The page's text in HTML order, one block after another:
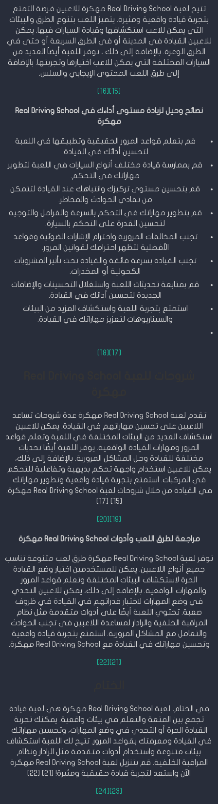
تتيح لعبة Real Driving School مهكرة للاعبين فرصة التمتع
بتجربة قيادة واقعية ومثيرة. يتميز اللعب بتنوع الطرق والبيئات
التي يمكن للاعب استكشافها وقيادة السيارات فيها. يمكن
للاعبين القيادة في المدينة أو في الطرق السريعة أو حتى في
الطرق الوعرة. بالإضافة إلى ذلك ، توفر اللعبة أيضاً العديد من
السيارات المختلفة التي يمكن للاعب اختيارها وتجربتها. بالإضافة
إلى طرق اللعب المحتوى الإيجابي والسلس.
[15]
[16]
نصائح وحيل لزيادة مستوى أداءك في Real Driving School
مهكرة
قم بتعلم قواعد المرور الحقيقية وتطبيقها في اللعبة
لتحسين أدائك في القيادة.
قم بممارسة قيادة مختلف أنواع السيارات في اللعبة لتطوير
مهاراتك في التحكم.
قم بتحسين مستوى تركيزك وانتباهك عند القيادة لتتمكن
من تفادي الحوادث والمخاطر.
قم بتطوير مهاراتك في التحكم بالسرعة والفرامل والتوجيه
لتحسين القدرة على التحكم بالسيارة.
تجنب المخالفات المرورية واحترام الإشارات الضوئية وقواعد
الأفضلية لتظهر احترامك لقوانين المرور.
تجنب القيادة بسرعة فائقة والقيادة تحت تأثير المشروبات
الكحولية أو المخدرات.
قم بمتابعة تحديثات اللعبة واستغلال التحسينات والإضافات
الجديدة لتحسين أدائك في القيادة.
استمتع بتجربة اللعبة واستكشاف المزيد من البيئات
والسيناريوهات لتعزيز مهاراتك في القيادة.
[17]
[18]
تقدم لعبة Real Driving School مهكرة عدة شروحات تساعد
اللاعبين على تحسين مهاراتهم في القيادة. يمكن للاعبين
استكشاف العديد من البيئات المختلفة في اللعبة وتعلم قواعد
المرور ومهارات القيادة الواقعية. يوفر اللعبة أيضًا تحديات
مختلفة للقيادة وحل المشاكل المرورية. بالإضافة إلى ذلك،
يمكن للاعبين استخدام واجهة تحكم بديهية وتفاعلية للتحكم
في المركبات. استمتع بتجربة قيادة واقعية وتطوير مهاراتك
في القيادة من خلال شروحات لعبة Real Driving School مهكرة.
[15] [17]
[19]
[20]
مراجعة لطرق اللعب وأدوات Real Driving School مهكرة
توفر لعبة Real Driving School مهكرة طرق لعب متنوعة تناسب
جميع أنواع اللاعبين. يمكن للمستخدمين اختيار وضع القيادة
الحرة لاستكشاف البيئات المختلفة وتعلم قواعد المرور
والمهارات الواقعية. بالإضافة إلى ذلك، يمكن للاعبين التحدي
في وضع المهارات لاختبار قدراتهم في القيادة في ظروف
صعبة. تحتوي اللعبة أيضًا على أدوات متقدمة مثل نظام
المراقبة الخلفية والرادار لمساعدة اللاعبين في تجنب الحوادث
والتعامل مع المشاكل المرورية. استمتع بتجربة قيادة واقعية
وتحسين مهاراتك في القيادة مع Real Driving School مهكرة.
[21]
[22]
في الختام، لعبة Real Driving School مهكرة هي لعبة قيادة
تجمع بين المتعة والتعلم في بيئات واقعية. يمكنك تجربة
القيادة الحرة أو التحدي في وضع المهارات، وتحسين مهاراتك
في القيادة ومعرفتك بقواعد المرور. تتيح لك اللعبة استكشاف
بيئات متنوعة واستخدام أدوات متقدمة مثل الرادار ونظام
المراقبة الخلفية. قم بتنزيل لعبة Real Driving School مهكرة
الآن واستعد لتجربة قيادة حقيقية ومثيرة! [21] [22]
[23]
[24]